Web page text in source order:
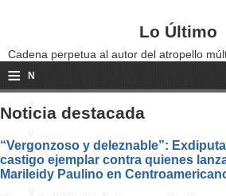
Lo Último
Cadena perpetua al autor del atropello
≡ N
a
i
Noticia destacada
“Vergonzoso y deleznable”:
castigo ejemplar contra quienes
Marileidy Paulino en